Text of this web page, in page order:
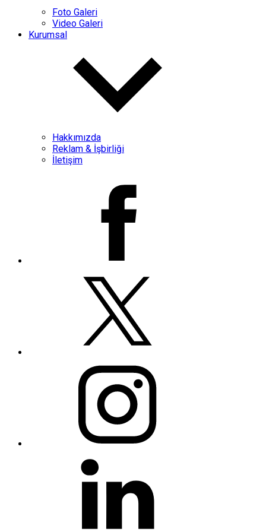
Foto Galeri
Video Galeri
Kurumsal
Hakkımızda
Reklam & İşbirliği
İletişim